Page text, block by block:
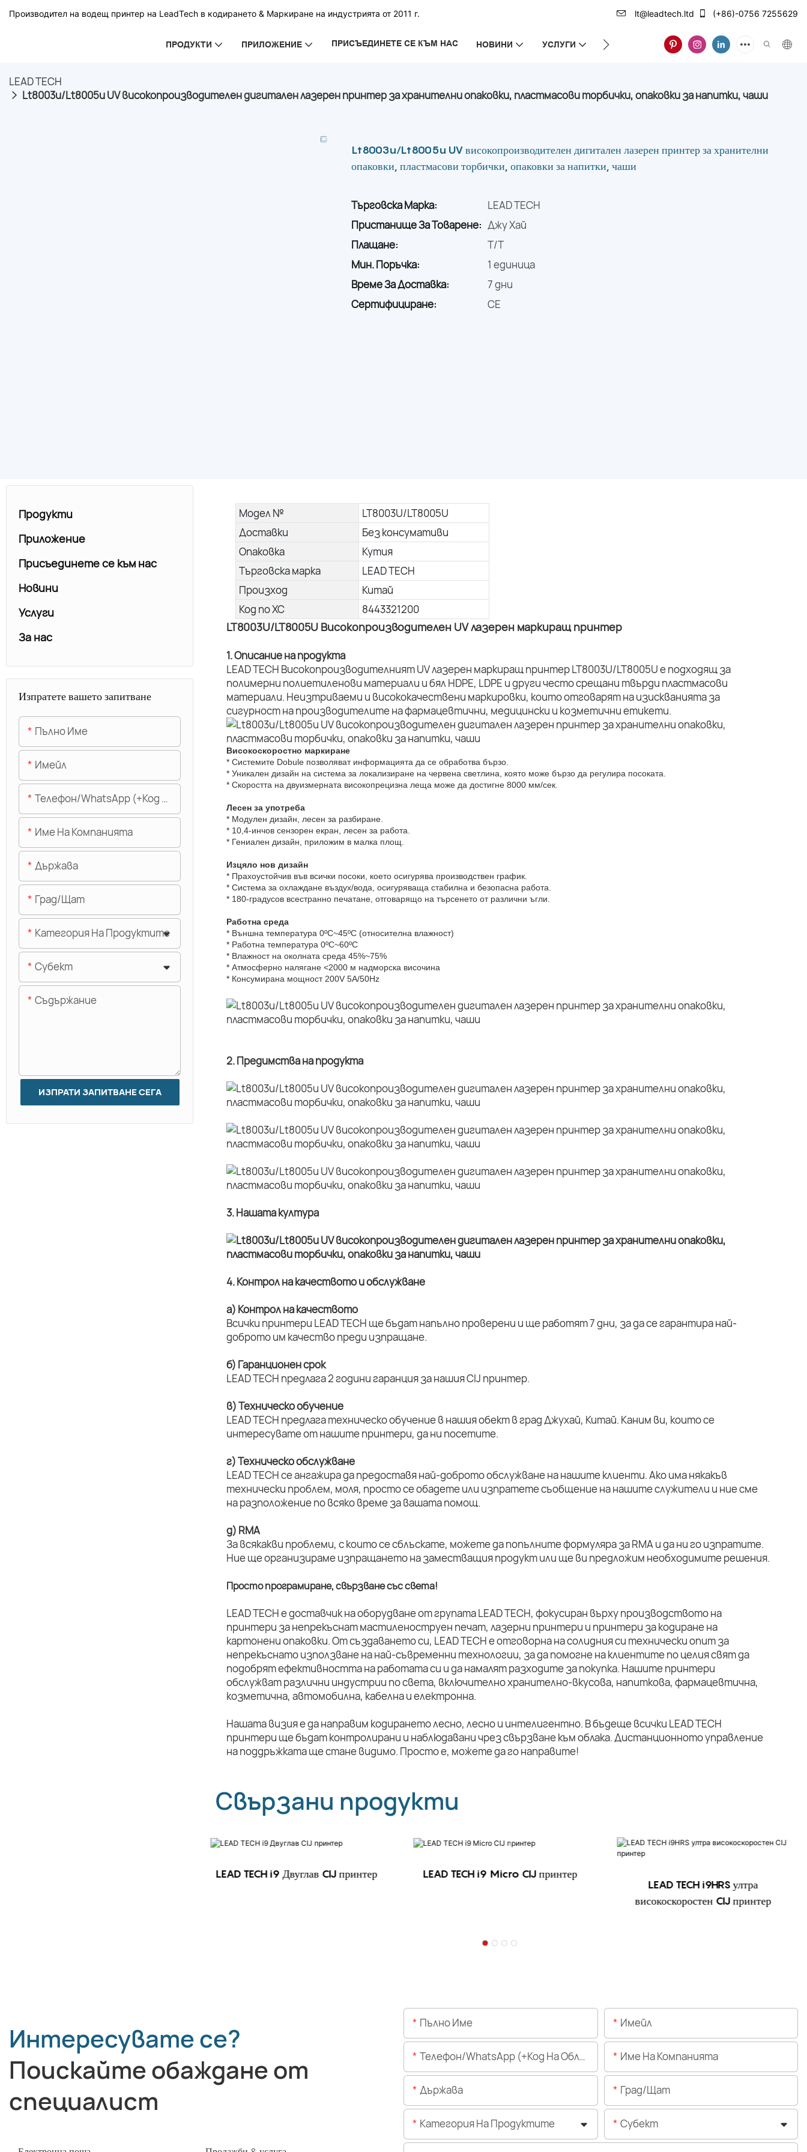
Производител на водещ принтер на LeadTech в кодирането & Маркиране на индустрията от 2011 г. lt@leadtech.ltd (+86)-0756 7255629
ПРОДУКТИ ПРИЛОЖЕНИЕ ПРИСЪЕДИНЕТЕ СЕ КЪМ НАС НОВИНИ УСЛУГИ ЗА НАС
LEAD TECH
Lt8003u/Lt8005u UV високопроизводителен дигитален лазерен принтер за хранителни опаковки, пластмасови торбички, опаковки за напитки, чаши
Lt8003u/Lt8005u UV високопроизводителен дигитален лазерен принтер за хранителни
опаковки, пластмасови торбички, опаковки за напитки, чаши
Търговска Марка:
LEAD TECH
Пристанище За Товарене: Джу Хай
Плащане:
T/T
Мин. Поръчка:
1 единица
Време За Доставка:
7 дни
Сертифициране:
CE
Модел №
LT8003U/LT8005U
Доставки
Без консумативи
Опаковка
Кутия
Търговска марка
LEAD TECH
Произход
Китай
Код по ХС
8443321200
LT8003U/LT8005U Високопроизводителен UV лазерен маркиращ принтер
1. Описание на продукта
LEAD TECH Високопроизводителният UV лазерен маркиращ принтер LT8003U/LT8005U е подходящ за
полимерни полиетиленови материали и бял HDPE, LDPE и други често срещани твърди пластмасови
материали. Неизтриваеми и висококачествени маркировки, които отговарят на изискванията за
сигурност на производителите на фармацевтични, медицински и козметични етикети.
Високоскоростно маркиране
* Системите Dobule позволяват информацията да се обработва бързо.
* Уникален дизайн на система за локализиране на червена светлина, която може бързо да регулира посоката.
* Скоростта на двуизмерната високопрецизна леща може да достигне 8000 мм/сек.
Лесен за употреба
* Модулен дизайн, лесен за разбиране.
* 10,4-инчов сензорен екран, лесен за работа.
* Гениален дизайн, приложим в малка площ.
Изцяло нов дизайн
* Прахоустойчив във всички посоки, което осигурява производствен график.
* Система за охлаждане въздух/вода, осигуряваща стабилна и безопасна работа.
* 180-градусов всестранно печатане, отговарящо на търсенето от различни ъгли.
Работна среда
* Външна температура 0ºC~45ºC (относителна влажност)
* Работна температура 0ºC~60ºC
* Влажност на околната среда 45%~75%
* Атмосферно налягане <2000 м надморска височина
* Консумирана мощност 200V 5A/50Hz
2. Предимства на продукта
3. Нашата култура
4. Контрол на качеството и обслужване
а) Контрол на качеството
Всички принтери LEAD TECH ще бъдат напълно проверени и ще работят 7 дни, за да се гарантира най-
доброто им качество преди изпращане.
б) Гаранционен срок
LEAD TECH предлага 2 години гаранция за нашия CIJ принтер.
в) Техническо обучение
LEAD TECH предлага техническо обучение в нашия обект в град Джухай, Китай. Каним ви, които се
интересувате от нашите принтери, да ни посетите.
г) Техническо обслужване
LEAD TECH се ангажира да предоставя най-доброто обслужване на нашите клиенти. Ако има някакъв
технически проблем, моля, просто се обадете или изпратете съобщение на нашите служители и ние сме
на разположение по всяко време за вашата помощ.
д) RMA
За всякакви проблеми, с които се сблъскате, можете да попълните формуляра за RMA и да ни го изпратите.
Ние ще организираме изпращането на заместващия продукт или ще ви предложим необходимите решения.
Просто програмиране, свързване със света!
LEAD TECH е доставчик на оборудване от групата LEAD TECH, фокусиран върху производството на
принтери за непрекъснат мастиленоструен печат, лазерни принтери и принтери за кодиране на
картонени опаковки. От създаването си, LEAD TECH е отговорна на солидния си технически опит за
непрекъснато използване на най-съвременни технологии, за да помогне на клиентите по целия свят да
подобрят ефективността на работата си и да намалят разходите за покупка. Нашите принтери
обслужват различни индустрии по света, включително хранително-вкусова, напиткова, фармацевтична,
козметична, автомобилна, кабелна и електронна.
Нашата визия е да направим кодирането лесно, лесно и интелигентно. В бъдеще всички LEAD TECH
принтери ще бъдат контролирани и наблюдавани чрез свързване към облака. Дистанционното управление
на поддръжката ще стане видимо. Просто е, можете да го направите!
Свързани продукти
LEAD TECH i9 Двуглав CIJ принтер
LEAD TECH i9 Micro CIJ принтер
LEAD TECH i9HRS ултра
високоскоростен CIJ принтер
Продукти
Приложение
Присъединете се към нас
Новини
Услуги
За нас
Изпратете вашето запитване
Пълно Име
Имейл
Телефон/WhatsApp (+Код На Областта)
Име На Компанията
Държава
Град/щат
Категория На Продуктите
Субект
Съдържание
ИЗПРАТИ ЗАПИТВАНЕ СЕГА
Интересувате се?
Поискайте обаждане от
специалист
Пълно Име Имейл
Телефон/WhatsApp (+Код На Областта) Име На Компанията
Държава Град/щат
Категория На Продуктите Субект